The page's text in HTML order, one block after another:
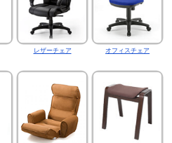
レザーチェア オフィスチェア